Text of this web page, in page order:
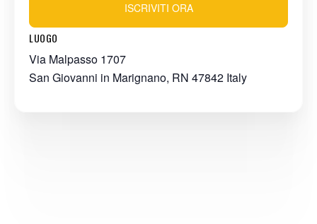
LUOGO
Via Malpasso 1707
San Giovanni in Marignano, RN 47842 Italy
ISCRIVITI ORA